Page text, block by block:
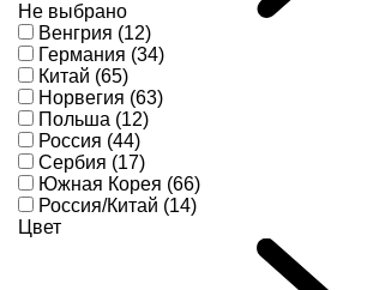
Не выбрано
Венгрия (12)
Германия (34)
Китай (65)
Норвегия (63)
Польша (12)
Россия (44)
Сербия (17)
Южная Корея (66)
Россия/Китай (14)
Цвет